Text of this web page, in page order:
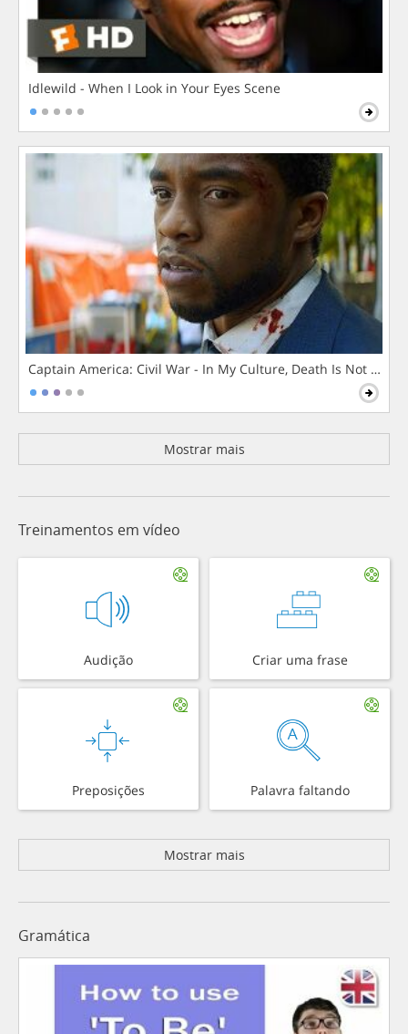
Idlewild - When I Look in Your Eyes Scene
Captain America: Civil War - In My Culture, Death Is Not The
Mostrar mais
Treinamentos em vídeo
Audição Criar uma frase
Preposições Palavra faltando
Mostrar mais
Gramática